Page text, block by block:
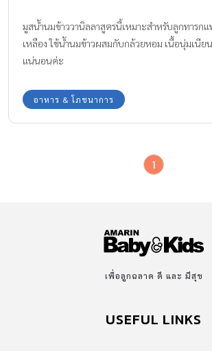
มูสน้ำนมข้าววานิลลาสูตรนี้เหมาะสำหรับลูกทารก
เหลือง ใช้น้ำนมข้าวผสมกับกล้วยหอม เนื้อนุ่มเนีย
แน่นอนค่ะ
อาหาร & โภชนาการ
1
เพื่อลูกฉลาด ดี และ มีสุข
USEFUL LINKS